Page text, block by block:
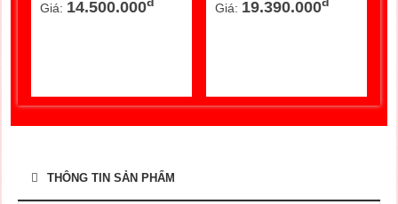
Giá: 19.390.000 Giá: 12.000.000
THÔNG TIN SẢN PHẨM